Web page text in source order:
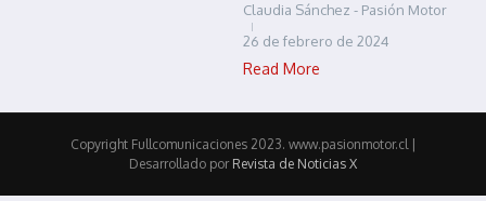
Claudia Sánchez - Pasión Motor
26 de febrero de 2024
Read More
Copyright Fullcomunicaciones 2023. www.pasionmotor.cl |
Desarrollado por Revista de Noticias X